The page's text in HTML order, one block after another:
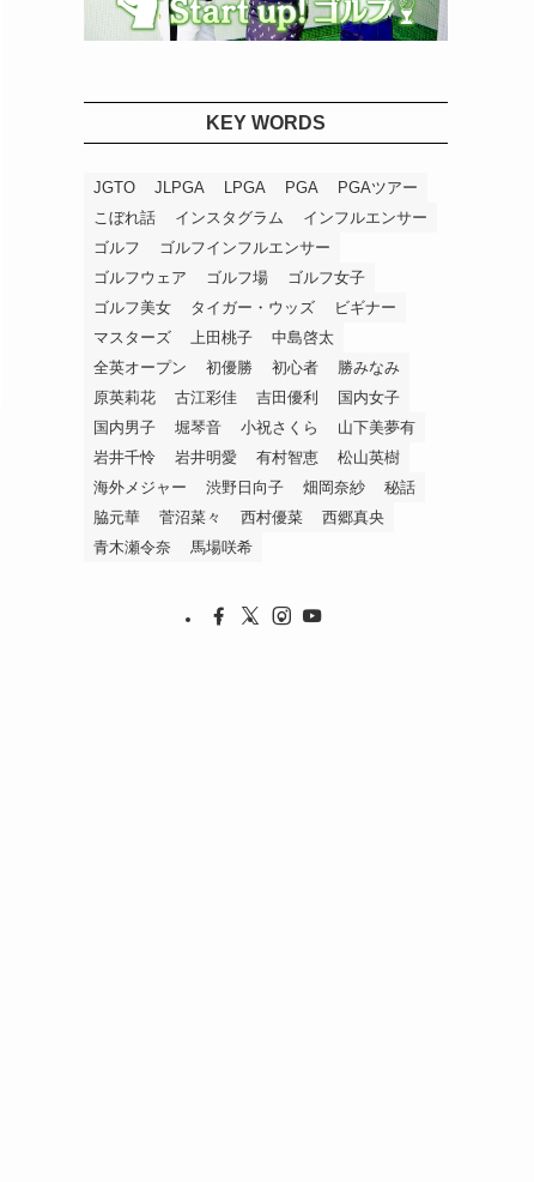
KEY WORDS
JGTO JLPGA LPGA PGA
PGAツアー
こぼれ話
インスタグラム
インフルエンサー
ゴルフ
ゴルフインフルエンサー
ゴルフウェア
ゴルフ場
ゴルフ女子
ゴルフ美女
タイガー・ウッズ
ビギナー
マスターズ
上田桃子
中島啓太
全英オープン
初優勝 初心者
勝みなみ
原英莉花
古江彩佳 吉田優利
国内女子
国内男子
堀琴音 小祝さくら
山下美夢有
岩井千怜
岩井明愛 有村智恵
松山英樹
海外メジャー
渋野日向子 畑岡奈紗
秘話
脇元華
菅沼菜々 西村優菜
西郷真央
青木瀬令奈
馬場咲希